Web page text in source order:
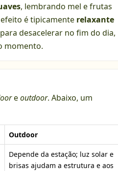
, lembrando mel e frutas
é tipicamente relaxante
desacelerar no fim do dia,
momento.
eoutdoor. Abaixo, um
Outdoor
Depende da estação; luz solar e
brisas ajudam a estrutura e aos